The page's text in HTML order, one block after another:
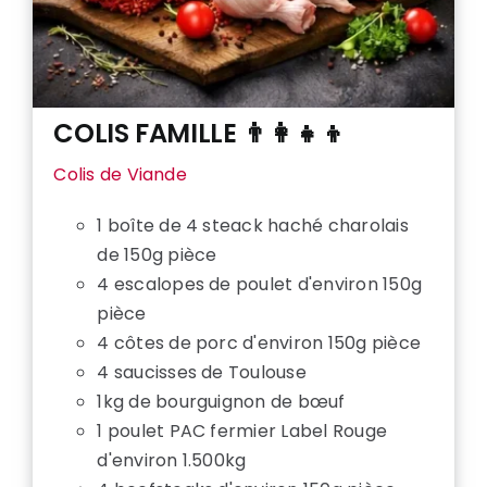
COLIS FAMILLE 👨‍👩‍👧‍👦
Colis de Viande
1 boîte de 4 steack haché charolais
de 150g pièce
4 escalopes de poulet d'environ 150g
pièce
4 côtes de porc d'environ 150g pièce
4 saucisses de Toulouse
1kg de bourguignon de bœuf
1 poulet PAC fermier Label Rouge
d'environ 1.500kg